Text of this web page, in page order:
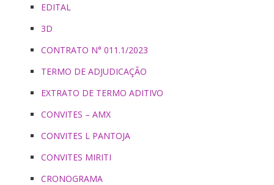
EDITAL
3D
CONTRATO N° 011.1/2023
TERMO DE ADJUDICAÇÃO
EXTRATO DE TERMO ADITIVO
CONVITES – AMX
CONVITES L PANTOJA
CONVITES MIRITI
CRONOGRAMA